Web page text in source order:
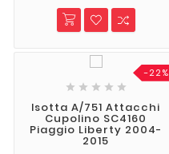
-22%
    
Isotta A/751 Attacchi
Cupolino SC4160
Piaggio Liberty 2004-
2015